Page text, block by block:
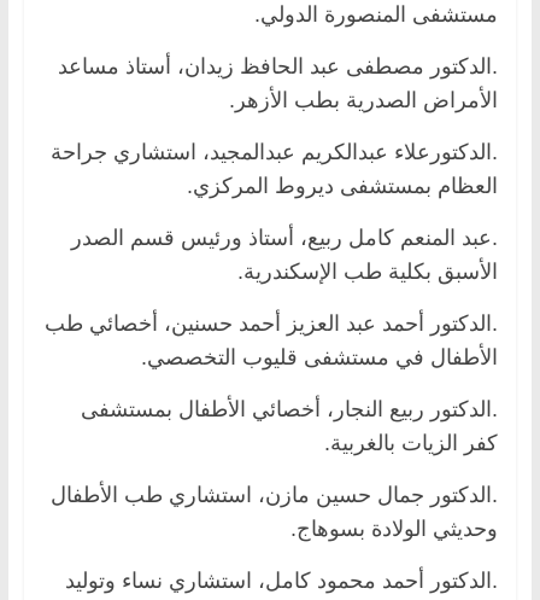
مستشفى المنصورة الدولي.
.الدكتور مصطفى عبد الحافظ زيدان، أستاذ مساعد
الأمراض الصدرية بطب الأزهر.
.الدكتورعلاء عبدالكريم عبدالمجيد، استشاري جراحة
العظام بمستشفى ديروط المركزي.
.عبد المنعم كامل ربيع، أستاذ ورئيس قسم الصدر
الأسبق بكلية طب الإسكندرية.
.الدكتور أحمد عبد العزيز أحمد حسنين، أخصائي طب
الأطفال في مستشفى قليوب التخصصي.
.الدكتور ربيع النجار، أخصائي الأطفال بمستشفى
كفر الزيات بالغربية.
.الدكتور جمال حسين مازن، استشاري طب الأطفال
وحديثي الولادة بسوهاج.
.الدكتور أحمد محمود كامل، استشاري نساء وتوليد